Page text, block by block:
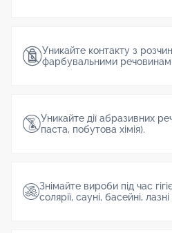
Уникайте контакту з
фарбувальними
Уникайте дії абразивних
паста, побутова хімія).
Знімайте вироби під час
солярії, сауні, басейні,